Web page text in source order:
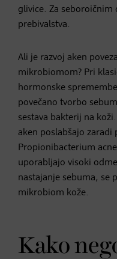
glivice. Za seboroičnim
prebivalstva.
Ali je razvoj aken
mikrobiomom? Pri
hormonske
povečano tvorbo
sestava bakterij na
aken poslabšajo zaradi
Propionibacterium
uporabljajo visoki
nastajanje sebuma, se
mikrobiom kože.
Kako